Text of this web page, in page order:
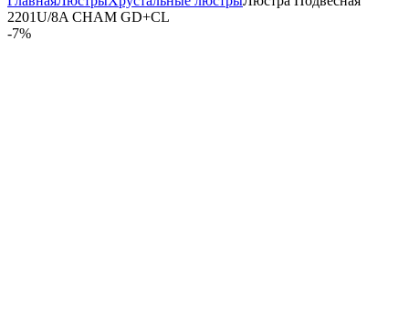
2201U/8A CHAM GD+CL
-7%